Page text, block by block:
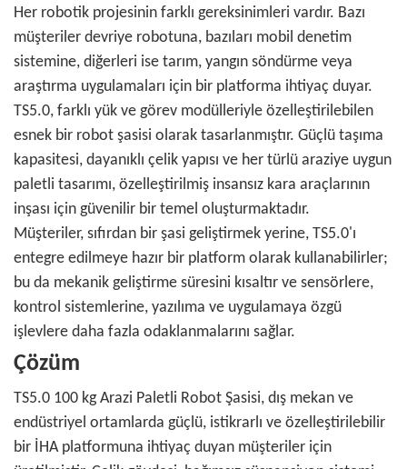
Her robotik projesinin farklı gereksinimleri vardır. Bazı
müşteriler devriye robotuna, bazıları mobil denetim
sistemine, diğerleri ise tarım, yangın söndürme veya
araştırma uygulamaları için bir platforma ihtiyaç duyar.
TS5.0, farklı yük ve görev modülleriyle özelleştirilebilen
esnek bir robot şasisi olarak tasarlanmıştır. Güçlü taşıma
kapasitesi, dayanıklı çelik yapısı ve her türlü araziye uygun
paletli tasarımı, özelleştirilmiş insansız kara araçlarının
inşası için güvenilir bir temel oluşturmaktadır.
Müşteriler, sıfırdan bir şasi geliştirmek yerine, TS5.0'ı
entegre edilmeye hazır bir platform olarak kullanabilirler;
bu da mekanik geliştirme süresini kısaltır ve sensörlere,
kontrol sistemlerine, yazılıma ve uygulamaya özgü
işlevlere daha fazla odaklanmalarını sağlar.
Çözüm
TS5.0 100 kg Arazi Paletli Robot Şasisi, dış mekan ve
endüstriyel ortamlarda güçlü, istikrarlı ve özelleştirilebilir
bir İHA platformuna ihtiyaç duyan müşteriler için